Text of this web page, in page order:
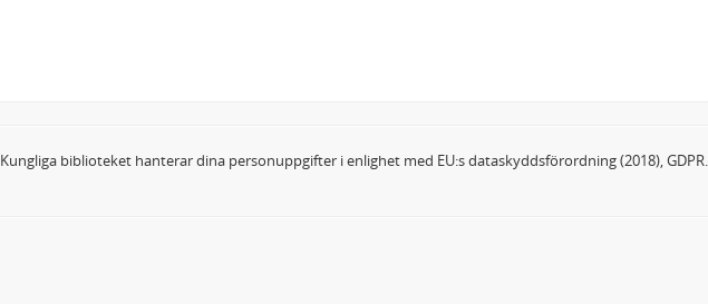
Kungliga biblioteket hanterar dina personuppgifter i enlighet med EU:s dataskyddsförordning (2018), GDPR.